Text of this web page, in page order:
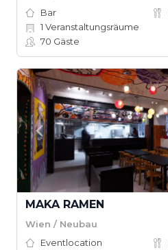
Bar
1 Veranstaltungsräume
70 Gäste
MAKA RAMEN
Wien / Neubau
Eventlocation